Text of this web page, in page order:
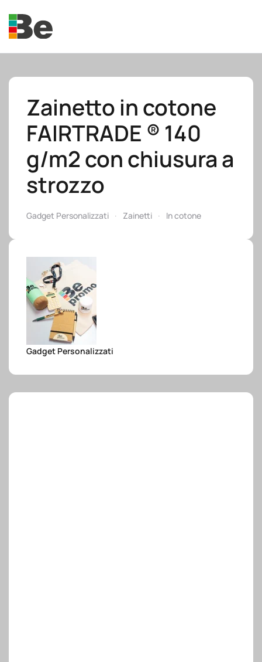
Skip to main content
Zainetto in cotone
FAIRTRADE ® 140
g/m2 con chiusura a
strozzo
Gadget Personalizzati Zainetti In cotone
Gadget Personalizzati